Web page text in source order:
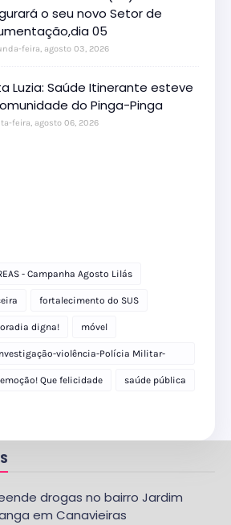
o seu novo Setor de
05
feira, agosto 03, 2026
Luzia: Saúde Itinerante esteve
do Pinga-Pinga
feira, agosto 06, 2026
- Campanha Agosto Lilás
fortalecimento do SUS
digna! móvel
violência-Polícia Militar-
Que felicidade saúde pública
drogas no bairro Jardim
em Canavieiras